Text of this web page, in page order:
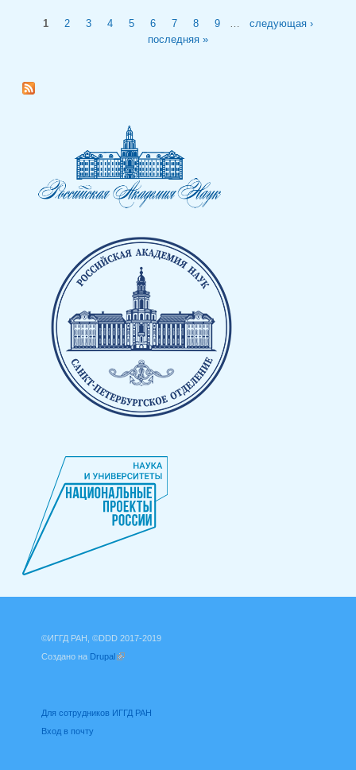
Страницы
1 2 3 4 5 6 7 8 9 …
следующая ›
последняя »
©ИГГД РАН, ©DDD 2017-2019
Создано на Drupal
Для сотрудников ИГГД РАН
Вход в почту